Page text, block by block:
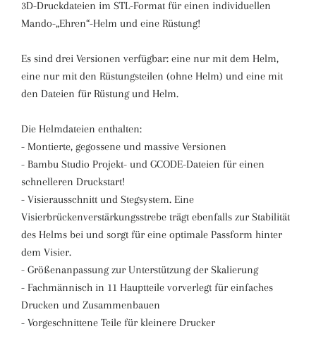
3D-Druckdateien im STL-Format für einen individuellen
Mando-„Ehren“-Helm und eine Rüstung!
Es sind drei Versionen verfügbar: eine nur mit dem Helm,
eine nur mit den Rüstungsteilen (ohne Helm) und eine mit
den Dateien für Rüstung und Helm.
Die Helmdateien enthalten:
- Montierte, gegossene und massive Versionen
- Bambu Studio Projekt- und GCODE-Dateien für einen
schnelleren Druckstart!
- Visierausschnitt und Stegsystem. Eine
Visierbrückenverstärkungsstrebe trägt ebenfalls zur Stabilität
des Helms bei und sorgt für eine optimale Passform hinter
dem Visier.
- Größenanpassung zur Unterstützung der Skalierung
- Fachmännisch in 11 Hauptteile vorverlegt für einfaches
Drucken und Zusammenbauen
- Vorgeschnittene Teile für kleinere Drucker